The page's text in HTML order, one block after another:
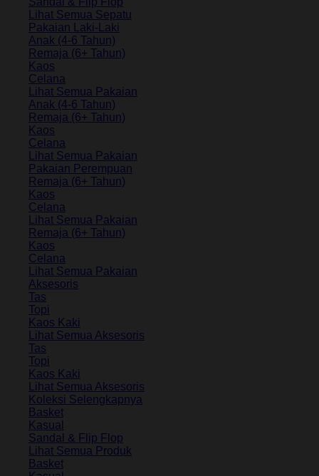
Lihat Semua Sepatu
Pakaian Laki-Laki
Anak (4-6 Tahun)
Remaja (6+ Tahun)
Kaos
Celana
Lihat Semua Pakaian
Anak (4-6 Tahun)
Remaja (6+ Tahun)
Kaos
Celana
Lihat Semua Pakaian
Pakaian Perempuan
Remaja (6+ Tahun)
Kaos
Celana
Lihat Semua Pakaian
Remaja (6+ Tahun)
Kaos
Celana
Lihat Semua Pakaian
Aksesoris
Tas
Topi
Kaos Kaki
Lihat Semua Aksesoris
Tas
Topi
Kaos Kaki
Lihat Semua Aksesoris
Koleksi Selengkapnya
Basket
Kasual
Sandal & Flip Flop
Lihat Semua Produk
Basket